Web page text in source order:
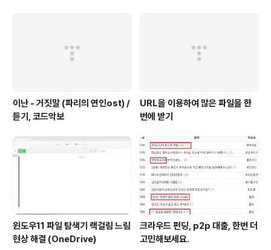
이난 - 거짓말 (파리의 연인ost) /
듣기, 코드악보
URL을 이용하여 많은 파일을 한
번에 받기
윈도우11 파일 탐색기 랙걸림 느림
현상 해결 (OneDrive)
크라우드 펀딩, p2p 대출, 한번 더
고민해보세요.